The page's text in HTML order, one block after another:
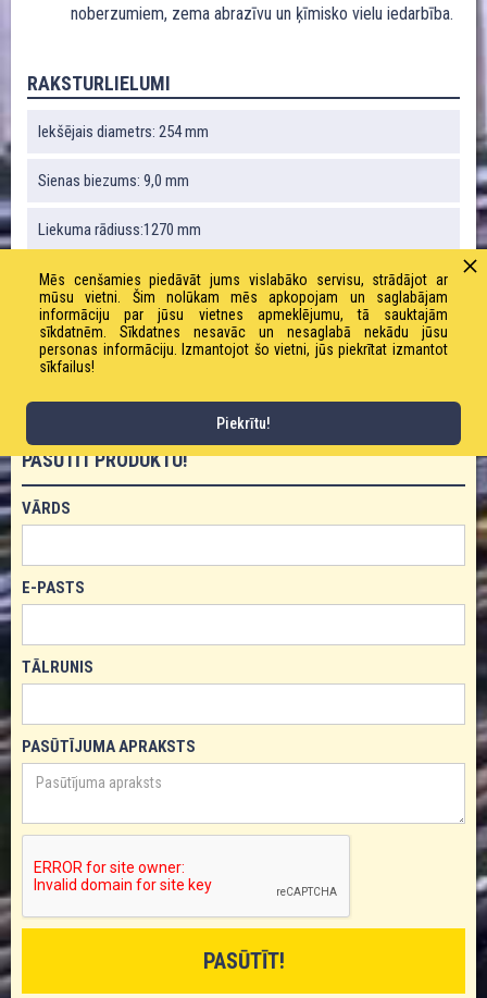
noberzumiem, zema abrazīvu un ķīmisko vielu iedarbība.
RAKSTURLIELUMI
Iekšējais diametrs: 254 mm
Sienas biezums: 9,0 mm
Liekuma rādiuss:1270 mm
Vakuums: 0,6 bāri
Svars: 13520 g / m
Darba spiediens: 10,0 bāri
PASŪTĪT PRODUKTU!
VĀRDS
E-PASTS
TĀLRUNIS
PASŪTĪJUMA APRAKSTS
Mēs cenšamies piedāvāt jums vislabāko servisu, strādājot ar
mūsu vietni. Šim nolūkam mēs apkopojam un saglabājam
informāciju par jūsu vietnes apmeklējumu, tā sauktajām
sīkdatnēm. Sīkdatnes nesavāc un nesaglabā nekādu jūsu
personas informāciju. Izmantojot šo vietni, jūs piekrītat izmantot
sīkfailus!
Piekrītu!